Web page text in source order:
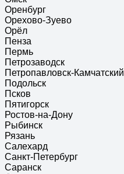
Оренбург
Орехово-Зуево
Орёл
Пенза
Пермь
Петрозаводск
Петропавловск-Камчатский
Подольск
Псков
Пятигорск
Ростов-на-Дону
Рыбинск
Рязань
Салехард
Санкт-Петербург
Саранск